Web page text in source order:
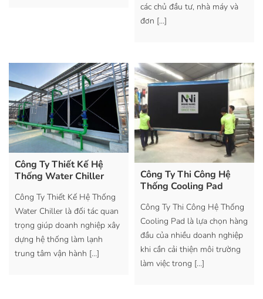
các chủ đầu tư, nhà máy và
đơn […]
Công Ty Thiết Kế Hệ
Thống Water Chiller
Công Ty Thiết Kế Hệ Thống
Water Chiller là đối tác quan
trọng giúp doanh nghiệp xây
dựng hệ thống làm lạnh
trung tâm vận hành […]
Công Ty Thi Công Hệ
Thống Cooling Pad
Công Ty Thi Công Hệ Thống
Cooling Pad là lựa chọn hàng
đầu của nhiều doanh nghiệp
khi cần cải thiện môi trường
làm việc trong […]